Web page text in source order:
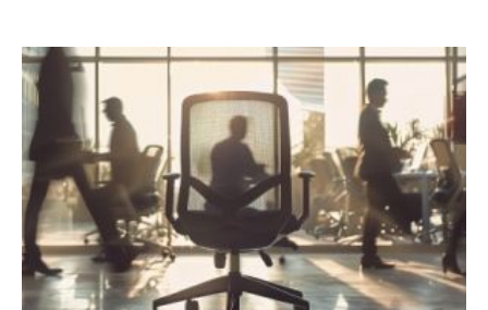
légale
Présomption
de
démission
en
cas
d’abandon
de
poste
: